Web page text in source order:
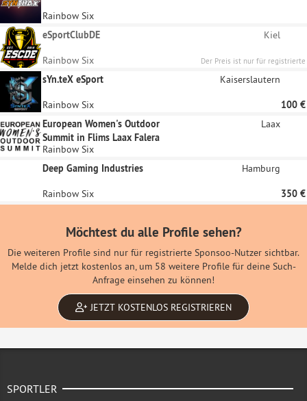
Rainbow Six
eSportClubDE
Kiel
Rainbow Six
Der Preis ist nur für registrierte
Unternehmen sichtbar
sYn.teX eSport Kaiserslautern
Rainbow Six
100 €
European Women's Outdoor
Summit in Flims Laax Falera
Laax
Rainbow Six
Deep Gaming Industries
Hamburg
Rainbow Six 350 €
Möchtest du alle Profile sehen?
Die weiteren Profile sind nur für registrierte Sponsoo-Nutzer sichtbar.
Melde dich jetzt kostenlos an, um 58 weitere Profile für deine Such-
Anfrage einsehen zu können!
JETZT KOSTENLOS REGISTRIEREN
SPORTLER